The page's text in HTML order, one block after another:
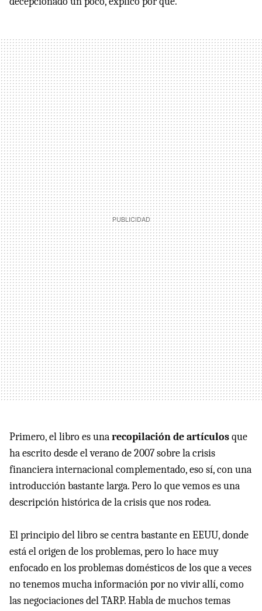
Primero, el libro es unarecopilación de artículosque
ha escrito desde el verano de 2007 sobre la crisis
financiera internacional complementado, eso sí, con una
introducción bastante larga. Pero lo que vemos es una
descripción histórica de la crisis que nos rodea.
El principio del libro se centra bastante enEEUU, donde
está el origen de los problemas, pero lo hace muy
enfocado en los problemas domésticos de los que a veces
no tenemos mucha información por no vivir allí, como
las negociaciones delTARP. Habla de muchos temas